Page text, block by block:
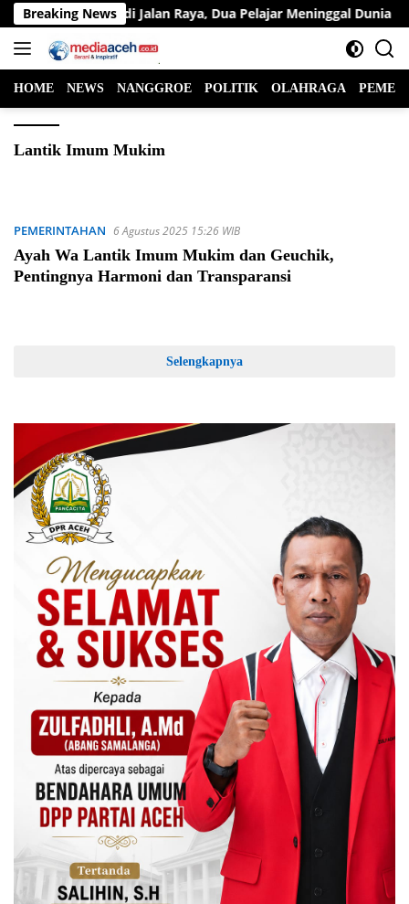
Langsung
ke
konten
Breaking News
Lalu Lintas di Jalan Raya, Dua Pelajar Meninggal Dunia
HOME NEWS NANGGROE POLITIK OLAHRAGA
Lantik Imum Mukim
PEMERINTAHAN 6 Agustus 2025 15:26 WIB
Ayah Wa Lantik Imum Mukim dan Geuchik,
Pentingnya Harmoni dan Transparansi
Selengkapnya